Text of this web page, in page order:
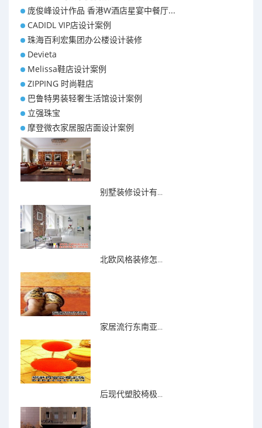
庞俊峰设计作品 香港W酒店星宴中餐厅...
CADIDL VIP店设计案例
珠海百利宏集团办公楼设计装修
Devieta
Melissa鞋店设计案例
ZIPPING 时尚鞋店
巴鲁特男装轻奢生活馆设计案例
立强珠宝
摩登微衣家居服店面设计案例
别墅装修设计有...
北欧风格装修怎...
家居流行东南亚...
后现代塑胶椅极...